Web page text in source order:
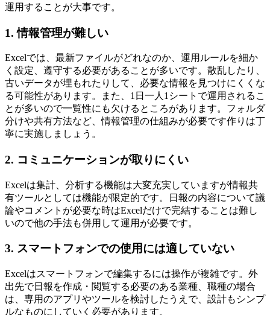
運用することが大事です。
1. 情報管理が難しい
Excelでは、最新ファイルがどれなのか、運用ルールを細か
く設定、遵守する必要があることが多いです。散乱したり、
古いデータが埋もれたりして、必要な情報を見つけにくくな
る可能性があります。また、1日一人1シートで運用されるこ
とが多いので一覧性にも欠けるところがあります。フォルダ
分けや共有方法など、情報管理の仕組みが必要です作りは丁
寧に実施しましょう。
2. コミュニケーションが取りにくい
Excelは集計、分析する機能は大変充実していますが情報共
有ツールとしては機能が限定的です。日報の内容について議
論やコメントが必要な時はExcelだけで完結することは難し
いので他の手法も併用して運用が必要です。
3. スマートフォンでの使用には適していない
Excelはスマートフォンで編集するには操作が複雑です。外
出先で日報を作成・閲覧する必要のある業種、職種の場合
は、専用のアプリやツールを検討したうえで、設計もシンプ
ルなものにしていく必要があります。